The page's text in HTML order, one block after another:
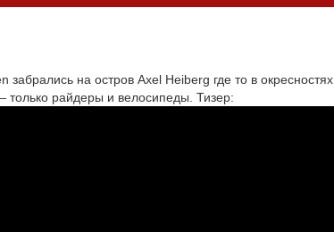
на остров Axel Heiberg где то в окресностях
райдеры и велосипеды. Тизер: